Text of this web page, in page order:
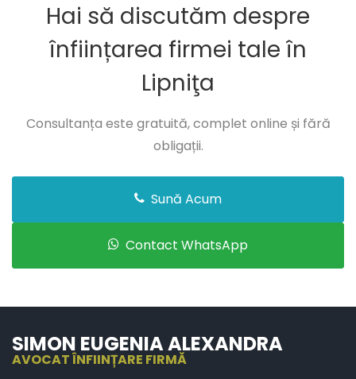
Hai să discutăm despre
înființarea firmei tale în
Lipniţa
Consultanța este gratuită, complet online și fără
obligații.
Sună Acum
Contact WhatsApp
SIMON EUGENIA ALEXANDRA
AVOCAT ÎNFIINȚARE FIRMĂ